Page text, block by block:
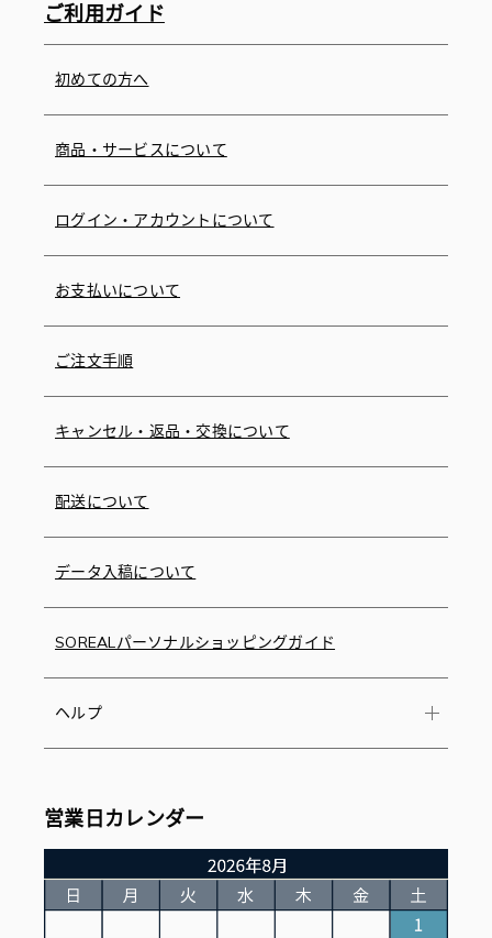
ご利用ガイド
初めての方へ
商品・サービスについて
ログイン・アカウントについて
お支払いについて
ご注文手順
キャンセル・返品・交換について
配送について
データ入稿について
SOREALパーソナルショッピングガイド
ヘルプ
営業日カレンダー